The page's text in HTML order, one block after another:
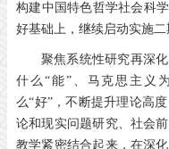
构建中国特色哲学社会科
好基础上，继续启动实施二
聚焦系统性研究再深
什么“能”、马克思主义
么“好”，不断提升理论高
论和现实问题研究、社会
教学紧密结合起来，在深